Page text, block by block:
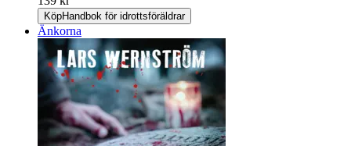
KöpHandbok för idrottsföräldrar
Änkorna